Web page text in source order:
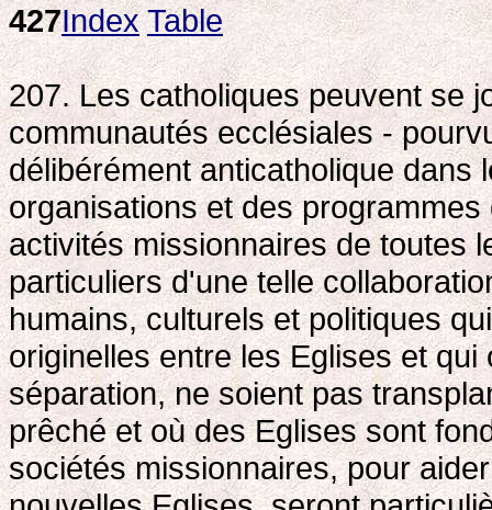
427Index Table
207. Les catholiques peuvent se
communautés ecclésiales -
délibérément anticatholique dans
organisations et des
activités missionnaires de toutes
particuliers d'une telle
humains, culturels et politiques
originelles entre les Eglises et
séparation, ne soient pas
prêché et où des Eglises sont
sociétés missionnaires, pour